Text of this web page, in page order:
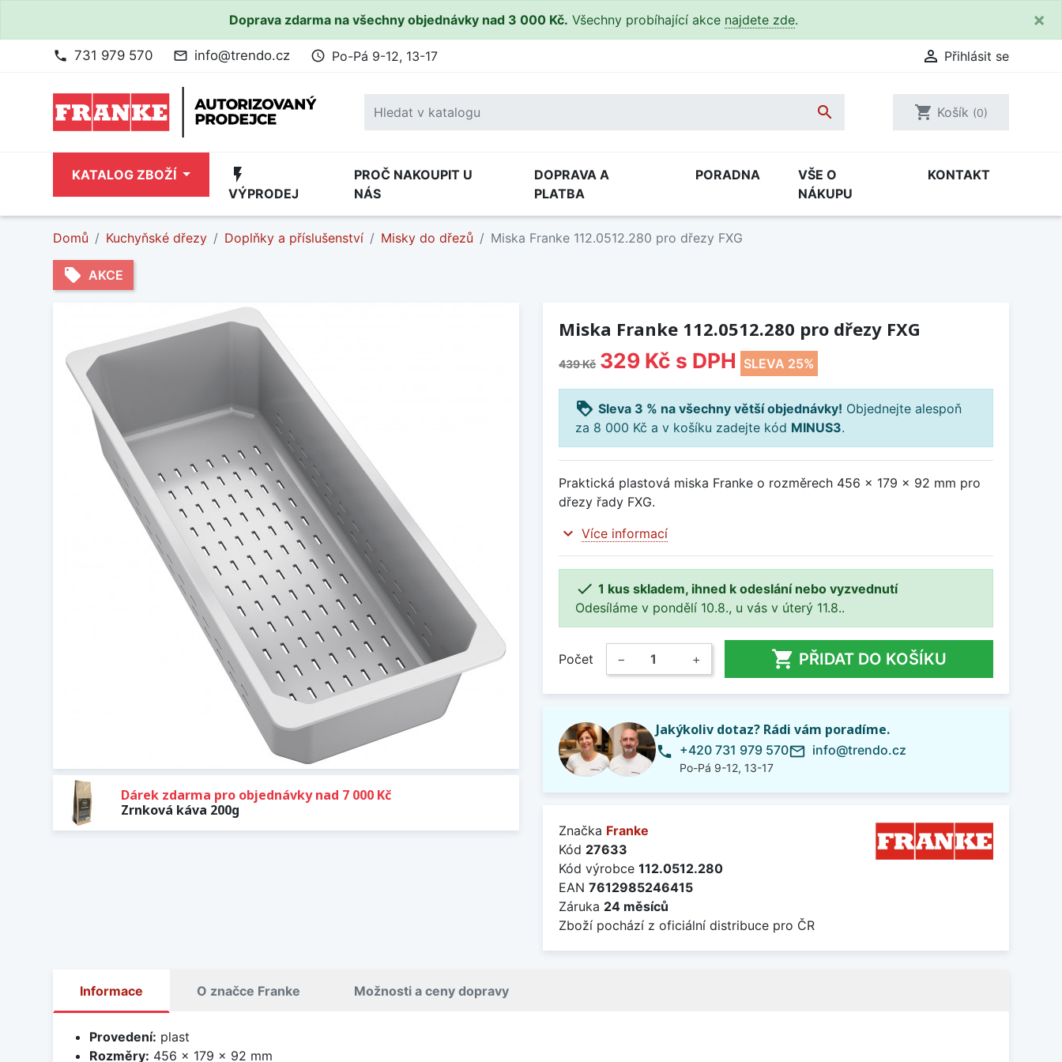
Doprava zdarma na všechny objednávky nad 3 000 Kč. Všechny probíhající akce najdete zde. ×
phone 731 979 570 mail_outline info@trendo.cz access_time Po-Pá 9-12, 13-17  Přihlásit se
 shopping_cart Košík (0)
KATALOG ZBOŽÍ flash_on
VÝPRODEJ
PROČ NAKOUPIT U
NÁS
DOPRAVA A
PLATBA
PORADNA
VŠE O
NÁKUPU
KONTAKT
Domů Kuchyňské dřezy Doplňky a příslušenství Misky do dřezů Miska Franke 112.0512.280 pro dřezy FXG
local_offer AKCE
Dárek zdarma pro objednávky nad 7 000 Kč
Zrnková káva 200g
Miska Franke 112.0512.280 pro dřezy FXG
439 Kč 329 Kč s DPH SLEVA 25%
loyalty Sleva 3 % na všechny větší objednávky! Objednejte alespoň
za 8 000 Kč a v košíku zadejte kód MINUS3.
Praktická plastová miska Franke o rozměrech 456 x 179 x 92 mm pro
dřezy řady FXG.
expand_more Více informací
 1 kus skladem, ihned k odeslání nebo vyzvednutí
Odesíláme v pondělí 10.8., u vás v úterý 11.8..
Počet − +  PŘIDAT DO KOŠÍKU
Jakýkoliv dotaz? Rádi vám poradíme.
phone +420 731 979 570
Po-Pá 9-12, 13-17
mail_outline info@trendo.cz
Značka Franke
Kód 27633
Kód výrobce 112.0512.280
EAN 7612985246415
Záruka 24 měsíců
Zboží pochází z oficiální distribuce pro ČR
Informace O značce Franke Možnosti a ceny dopravy
Provedení: plast
Rozměry: 456 x 179 x 92 mm